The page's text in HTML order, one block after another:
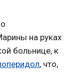
на руках
больнице, к
, что,